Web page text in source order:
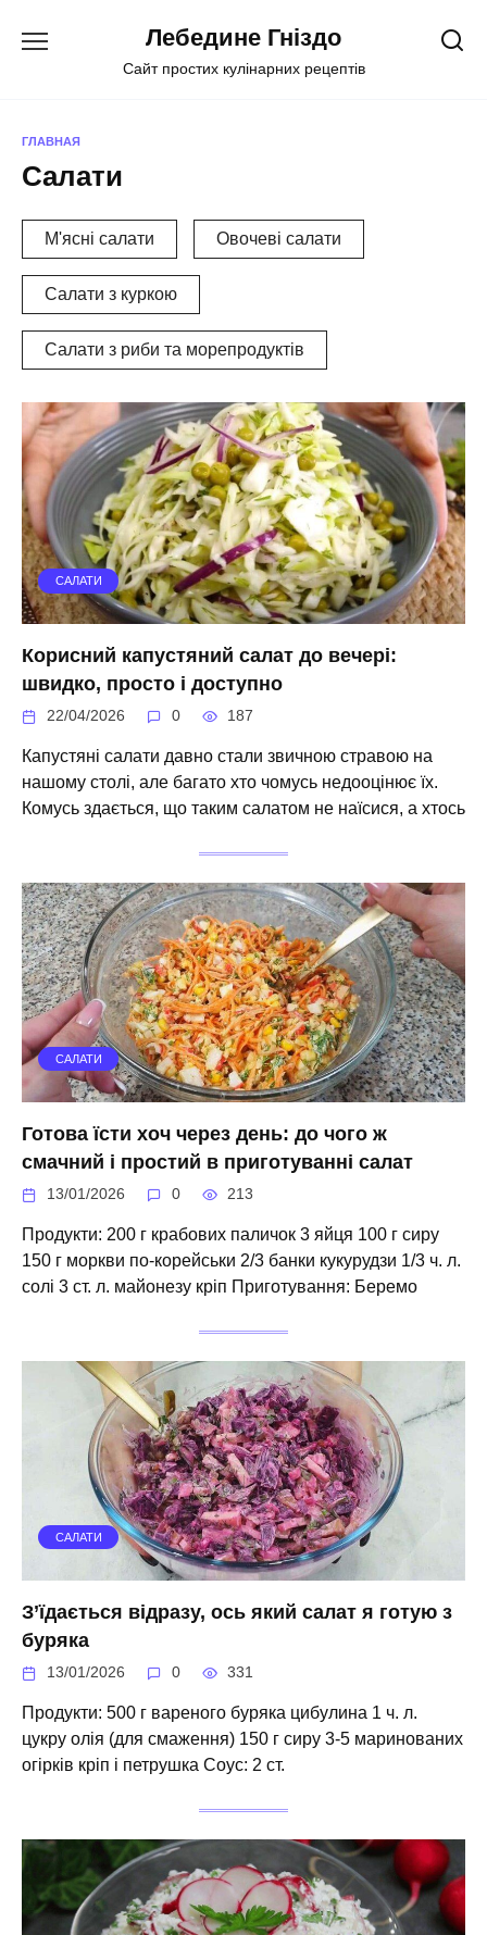
Лебедине Гніздо
Сайт простих кулінарних рецептів
ГЛАВНАЯ
Салати
М'ясні салати Овочеві салати
Салати з куркою
Салати з риби та морепродуктів
САЛАТИ
Корисний капустяний салат до вечері:
швидко, просто і доступно
22/04/2026 0 187
Капустяні салати давно стали звичною стравою на
нашому столі, але багато хто чомусь недооцінює їх.
Комусь здається, що таким салатом не наїсися, а хтось
САЛАТИ
Готова їсти хоч через день: до чого ж
смачний і простий в приготуванні салат
13/01/2026 0 213
Продукти: 200 г крабових паличок 3 яйця 100 г сиру
150 г моркви по-корейськи 2/3 банки кукурудзи 1/3 ч. л.
солі 3 ст. л. майонезу кріп Приготування: Беремо
САЛАТИ
З’їдається відразу, ось який салат я готую з
буряка
13/01/2026 0 331
Продукти: 500 г вареного буряка цибулина 1 ч. л.
цукру олія (для смаження) 150 г сиру 3-5 маринованих
огірків кріп і петрушка Соус: 2 ст.